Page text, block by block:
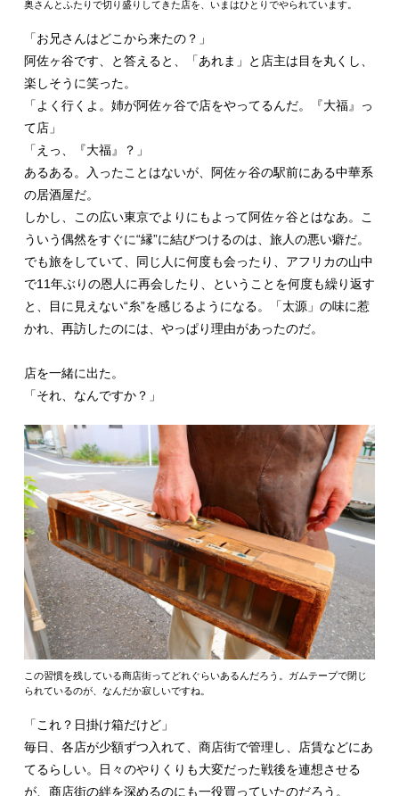
奥さんとふたりで切り盛りしてきた店を、いまはひとりでやられています。
「お兄さんはどこから来たの？」
阿佐ヶ谷です、と答えると、「あれま」と店主は目を丸くし、
楽しそうに笑った。
「よく行くよ。姉が阿佐ヶ谷で店をやってるんだ。『大福』っ
て店」
「えっ、『大福』？」
あるある。入ったことはないが、阿佐ヶ谷の駅前にある中華系
の居酒屋だ。
しかし、この広い東京でよりにもよって阿佐ヶ谷とはなあ。こ
ういう偶然をすぐに“縁”に結びつけるのは、旅人の悪い癖だ。
でも旅をしていて、同じ人に何度も会ったり、アフリカの山中
で11年ぶりの恩人に再会したり、ということを何度も繰り返す
と、目に見えない“糸”を感じるようになる。「太源」の味に惹
かれ、再訪したのには、やっぱり理由があったのだ。
店を一緒に出た。
「それ、なんですか？」
この習慣を残している商店街ってどれぐらいあるんだろう。ガムテープで閉じ
られているのが、なんだか寂しいですね。
「これ？日掛け箱だけど」
毎日、各店が少額ずつ入れて、商店街で管理し、店賃などにあ
てるらしい。日々のやりくりも大変だった戦後を連想させる
が、商店街の絆を深めるのにも一役買っていたのだろう。